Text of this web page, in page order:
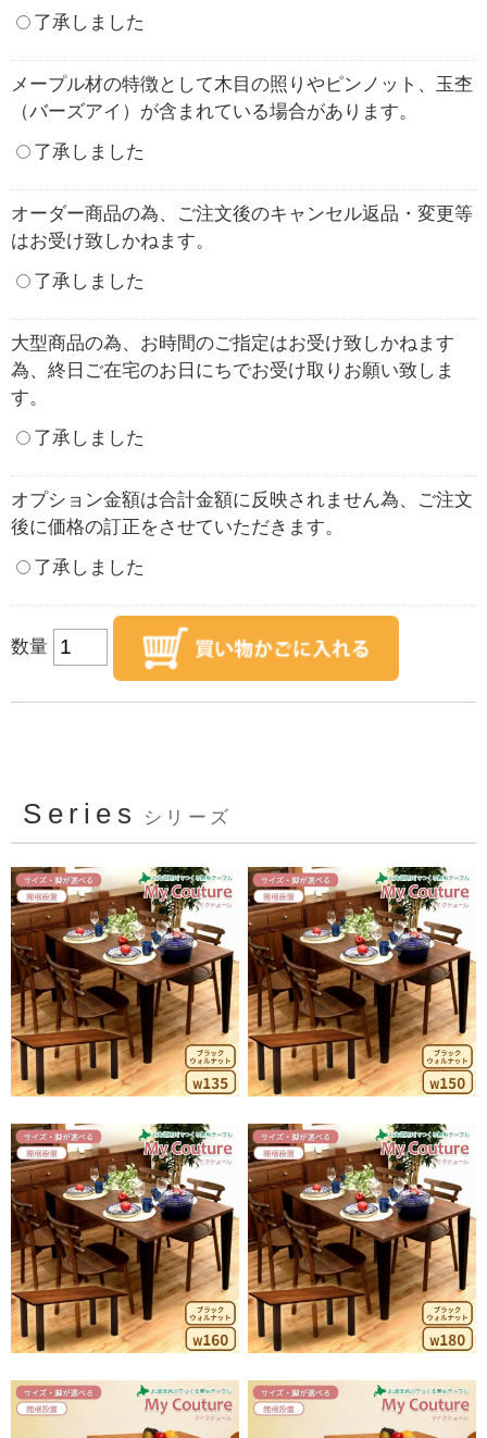
了承しました
メープル材の特徴として木目の照りやピンノット、玉杢
（バーズアイ）が含まれている場合があります。
了承しました
オーダー商品の為、ご注文後のキャンセル返品・変更等
はお受け致しかねます。
了承しました
大型商品の為、お時間のご指定はお受け致しかねます
為、終日ご在宅のお日にちでお受け取りお願い致しま
す。
了承しました
オプション金額は合計金額に反映されません為、ご注文
後に価格の訂正をさせていただきます。
了承しました
数量
Series シリーズ